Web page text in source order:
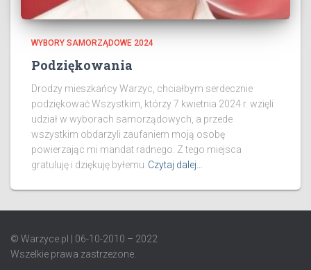
WYBORY SAMORZĄDOWE 2024
Podziękowania
Drodzy mieszkańcy Warzyc, chciałbym serdecznie
podziękować Wszystkim, którzy 7 kwietnia 2024 r. wzięli
udział w wyborach samorządowych, a przede
wszystkim obdarzyli zaufaniem moją osobę
powierzając mi mandat radnego. Z tego miejsca
gratuluję i dziękuję byłemu Czytaj dalej…
© Warzyce.pl | 06-10-2010 – 2022
Wszelkie prawa zastrzeżone.